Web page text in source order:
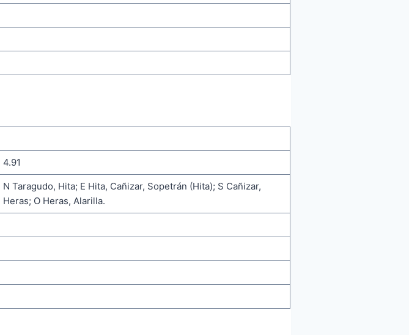
4.91
N Taragudo, Hita; E Hita, Cañizar, Sopetrán (Hita); S Cañizar,
Heras; O Heras, Alarilla.